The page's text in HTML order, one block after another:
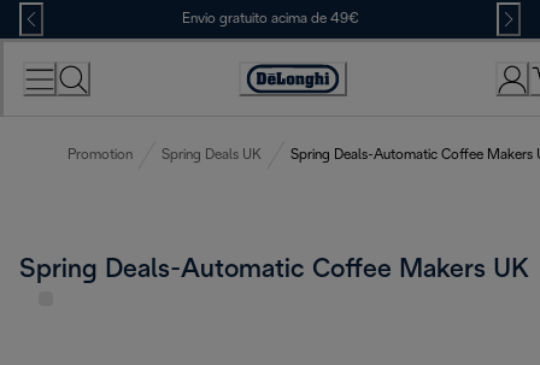
Skip
to
Content
Envio gratuito acima de 49€
Accessibility
Promotion Spring Deals UK Spring Deals-Automatic Coffee Makers
Spring Deals-Automatic Coffee Makers UK